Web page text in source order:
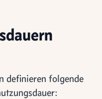
definieren folgende